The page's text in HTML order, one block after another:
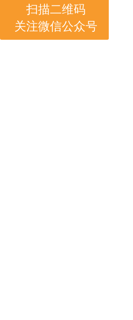
扫描二维码
关注微信公众号